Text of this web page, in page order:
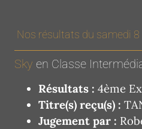
Nos résultats du samedi 8
Sky en Classe
Résultats : 4ème
Titre(s) reçu(s) :
Jugement par :